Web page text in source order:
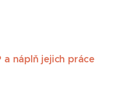
a náplň jejich práce